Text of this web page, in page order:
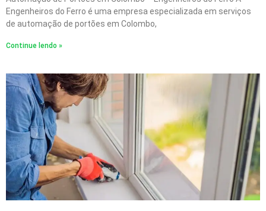
Engenheiros do Ferro é uma empresa especializada em serviços
de automação de portões em Colombo,
Continue lendo »